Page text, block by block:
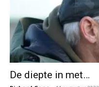
De diepte in met…